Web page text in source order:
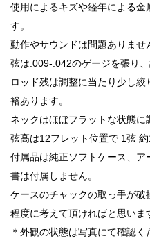
使用によるキズや経年による金
す。
動作やサウンドは問題ありませ
弦は.009-.042のゲージを張り、
ロッド残は調整に当たり少し
裕あります。
ネックはほぼフラットな状態に
弦高は12フレット位置で 1弦
付属品は純正ソフトケース、
書は付属しません。
ケースのチャックの取っ手が
程度に考えて頂ければと思いま
＊外観の状態は写真にて確認く